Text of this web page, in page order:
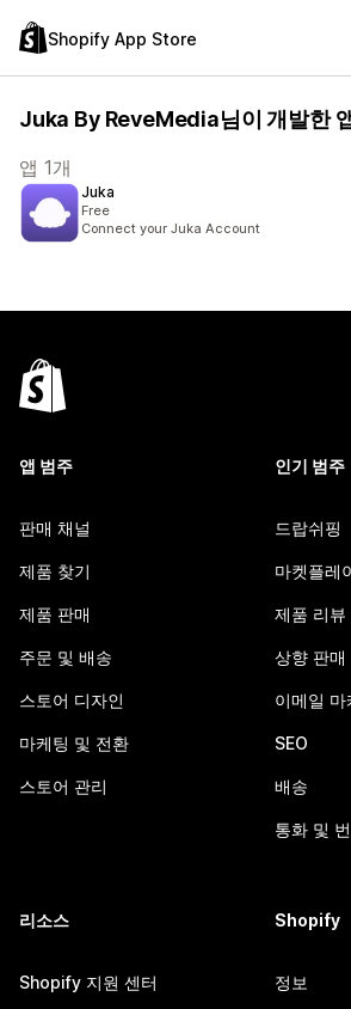
Shopify App Store
Juka By ReveMedia님이 개발한 앱
앱 1개
Juka
Free
Connect your Juka Account
앱 범주
판매 채널
제품 찾기
제품 판매
주문 및 배송
스토어 디자인
마케팅 및 전환
스토어 관리
인기 범주
드랍쉬핑
마켓플레
제품 리뷰
상향 판매
이메일 마
SEO
배송
통화 및
리소스
Shopify 지원 센터
Shopify
정보